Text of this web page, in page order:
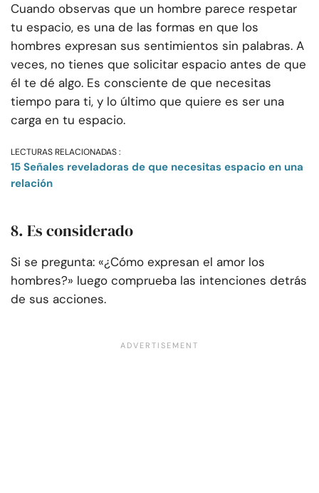
Cuando observas que un hombre parece respetar
tu espacio, es una de las formas en que los
hombres expresan sus sentimientos sin palabras. A
veces, no tienes que solicitar espacio antes de que
él te dé algo. Es consciente de que necesitas
tiempo para ti, y lo último que quiere es ser una
carga en tu espacio.
LECTURAS RELACIONADAS :
15 Señales reveladoras de que necesitas espacio en una
relación
8. Es considerado
Si se pregunta: «¿Cómo expresan el amor los
hombres?» luego comprueba las intenciones detrás
de sus acciones.